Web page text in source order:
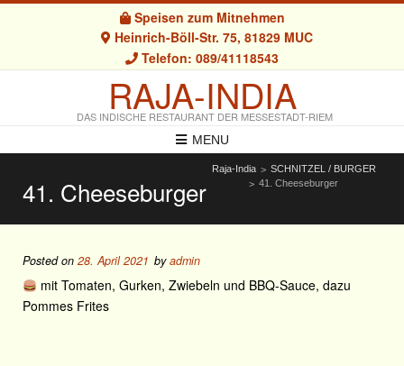
Speisen zum Mitnehmen
Heinrich-Böll-Str. 75, 81829 MUC
Telefon: 089/41118543
RAJA-INDIA
DAS INDISCHE RESTAURANT DER MESSESTADT-RIEM
MENU
41. Cheeseburger
Raja-India > SCHNITZEL / BURGER
> 41. Cheeseburger
Posted on 28. April 2021 byadmin
mit Tomaten, Gurken, Zwiebeln und BBQ-Sauce, dazu
Pommes Frites